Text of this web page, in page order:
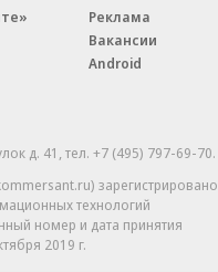
Реклама
Вакансии
Android
д. 41,тел. +7 (495) 797-69-70.
зарегистрировано
технологий
номер и дата принятия
2019 г.